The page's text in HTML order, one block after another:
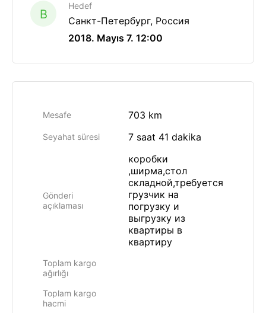
B
Hedef
Санкт-Петербург, Россия
2018. Mayıs 7. 12:00
Mesafe 703 km
Seyahat süresi 7 saat 41 dakika
Gönderi
açıklaması
коробки
,ширма,стол
складной,требуется
грузчик на
погрузку и
выгрузку из
квартиры в
квартиру
Toplam kargo
ağırlığı
Toplam kargo
hacmi